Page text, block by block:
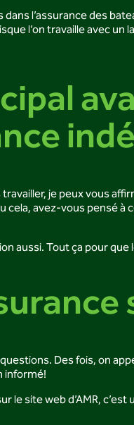
l’assurance des
l’on travaille avec
je peux vous
cela, avez-vous pensé
aussi. Tout ça pour
Des fois, on
informé!
le site web d’AMR,